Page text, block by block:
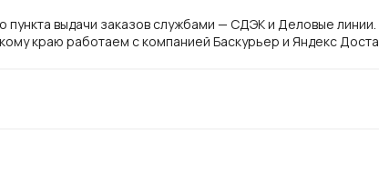
пункта выдачи заказов службами — СДЭК и Деловые
краю работаем с компанией Баскурьер и Яндекс